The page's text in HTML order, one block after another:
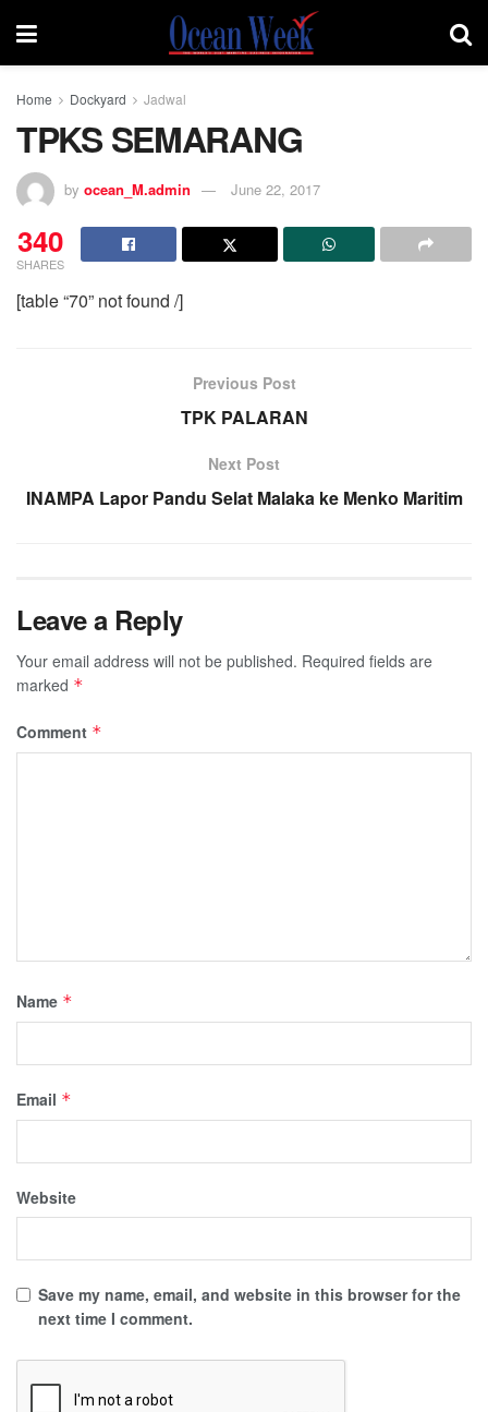
Home Dockyard Jadwal
TPKS SEMARANG
by ocean_M.admin June 22, 2017
340
SHARES
[table “70” not found /]
Previous Post
TPK PALARAN
Next Post
INAMPA Lapor Pandu Selat Malaka ke Menko Maritim
Leave a Reply
Your email address will not be published. Required fields are
marked *
Comment *
Name *
Email *
Website
Save my name, email, and website in this browser for the
next time I comment.